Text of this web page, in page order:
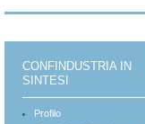
CONFINDUSTRIA IN
SINTESI
Profilo